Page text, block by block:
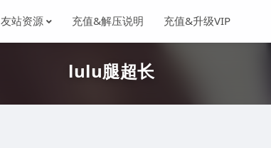
友站资源 充值&解压说明 充值&升级VIP
lulu腿超长